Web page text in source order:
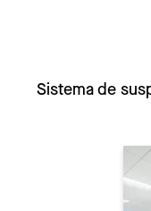
Sistema de